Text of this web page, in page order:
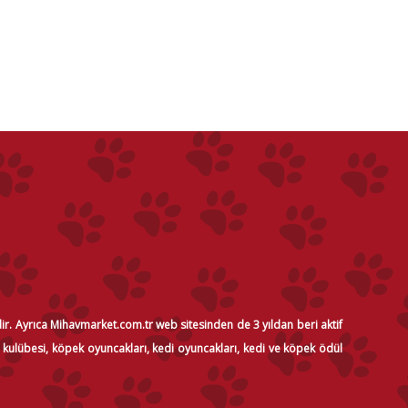
Ayrıca Mihavmarket.com.tr web sitesinden de 3 yıldan beri aktif
köpek oyuncakları, kedi oyuncakları, kedi ve köpek ödül